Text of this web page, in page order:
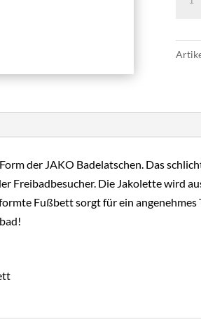
der JAKO Badelatschen. Das
Freibadbesucher. Die Jakolette wird
Fußbett sorgt für ein